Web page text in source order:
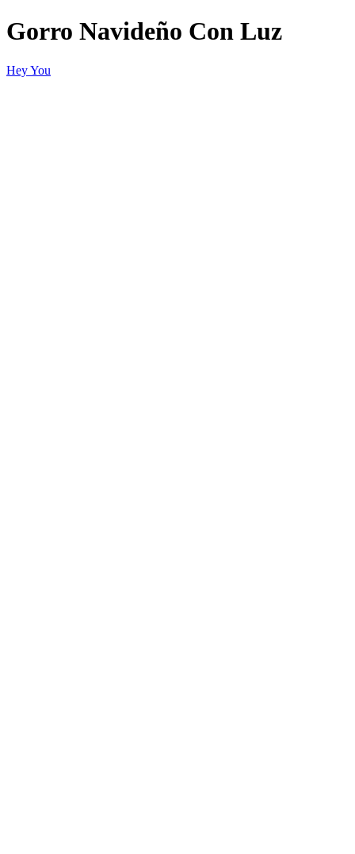
Gorro Navideño Con Luz
Hey You